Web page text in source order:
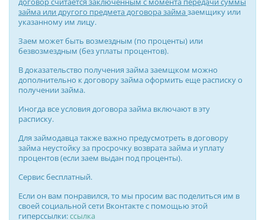
займа или другого предмета договора займазаемщику или
указанному им лицу.
Заем может быть возмездным (по проценты) или
безвозмездным (без уплаты процентов).
В доказательство получения займа заемщком можно
дополнительно к договору займа оформить еще расписку о
получении займа.
Иногда все условия договора займа включают в эту
расписку.
Для займодавца также важно предусмотреть в договору
займа неустойку за просрочку возврата займа и уплату
процентов (если заем выдан под проценты).
Сервис бесплатный.
Если он вам понравился, то мы просим вас поделиться им в
своей социальной сети Вконтакте с помощью этой
гиперссылки:ссылка